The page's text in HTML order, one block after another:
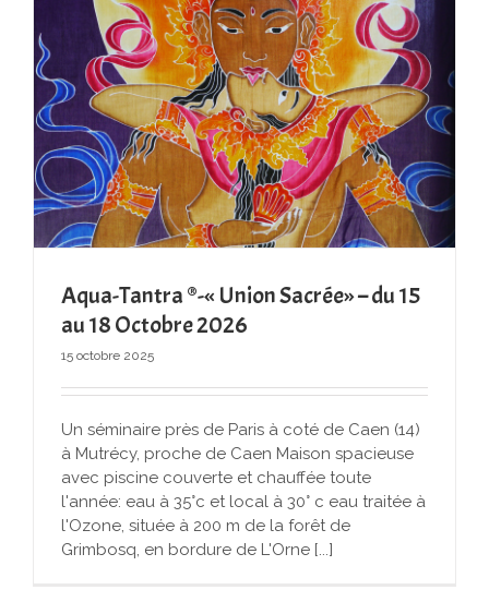
Aqua-Tantra ®-« Union Sacrée» – du 15
au 18 Octobre 2026
15 octobre 2025
Un séminaire près de Paris à coté de Caen (14)
à Mutrécy, proche de Caen Maison spacieuse
avec piscine couverte et chauffée toute
l'année: eau à 35°c et local à 30° c eau traitée à
l'Ozone, située à 200 m de la forêt de
Grimbosq, en bordure de L'Orne [...]